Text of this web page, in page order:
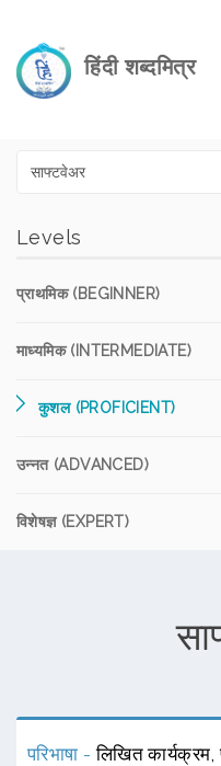
हिंदी शब्दमित्र
Levels
प्राथमिक (BEGINNER)
माध्यमिक (INTERMEDIATE)
कुशल (PROFICIENT)
उन्नत (ADVANCED)
विशेषज्ञ (EXPERT)
परिभाषा -लिखित